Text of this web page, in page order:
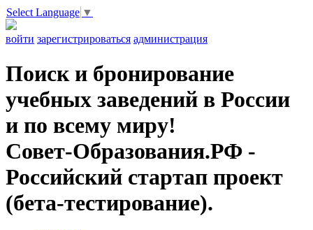
Select Language ▼
войти зарегистрироваться администрация
Поиск и бронирование
учебных заведений в России
и по всему миру!
Совет-Образования.РФ -
Российский стартап проект
(бета-тестирование).